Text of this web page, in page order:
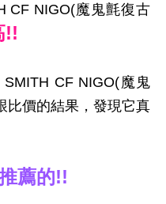
CF NIGO(魔鬼氈復古
!!
CF NIGO(魔鬼
比價的結果，發現它真
薦的!!